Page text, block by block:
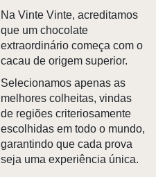
Na Vinte Vinte, acreditamos
que um chocolate
extraordinário começa com o
cacau de origem superior.
Selecionamos apenas as
melhores colheitas, vindas
de regiões criteriosamente
escolhidas em todo o mundo,
garantindo que cada prova
seja uma experiência única.